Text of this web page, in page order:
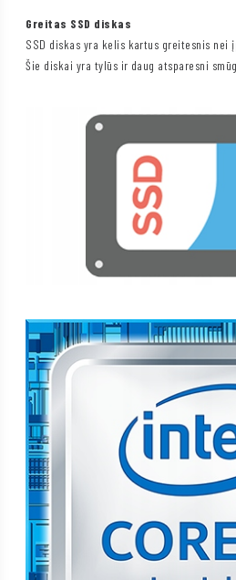
Greitas SSD diskas
SSD diskas yra kelis kartus greitesnis nei
Šie diskai yra tylūs ir daug atsparesni